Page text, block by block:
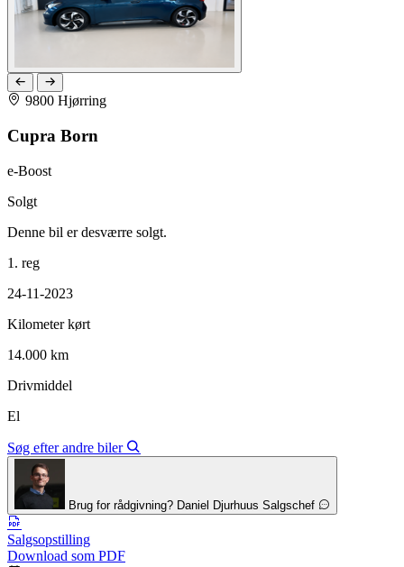
9800 Hjørring
Cupra Born
e-Boost
Solgt
Denne bil er desværre solgt.
1. reg
24-11-2023
Kilometer kørt
14.000 km
Drivmiddel
El
Søg efter andre biler
Brug for rådgivning? Daniel Djurhuus Salgschef
Salgsopstilling
Download som PDF